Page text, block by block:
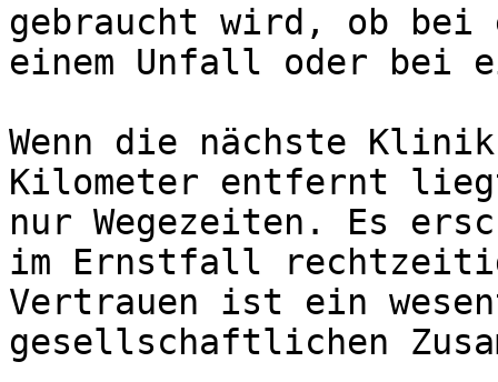
gebraucht wird, ob bei
einem Unfall oder bei
Wenn die nächste
Kilometer entfernt
nur Wegezeiten. Es
im Ernstfall
Vertrauen ist ein
gesellschaftlichen